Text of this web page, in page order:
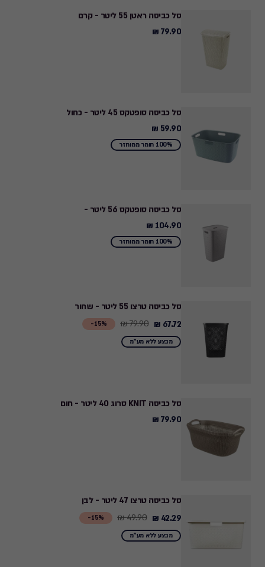
סל כביסה ראטן 55 ליטר - קרם
79.90
79.90 ₪
סל כביסה סופטקס 45 ליטר - כחול
59.90
₪
59.90 ₪
100% חומר ממוחזר
סל כביסה סופטקס 56 ליטר -
104.90
₪
104.90 ₪
100% חומר ממוחזר
סל כביסה טרצו 55 ליטר - שחור
15%-
Price
from
67.72 ₪
79.90 ₪
מבצע ללא מע"מ
סל כביסה KNIT סרוג 40 ליטר - חום
79.90
79.90 ₪
סל כביסה טרצו 47 ליטר - לבן
15%-
Price
from
42.29 ₪
49.90 ₪
מבצע ללא מע"מ